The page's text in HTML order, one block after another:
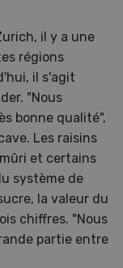
il y a une
régions
il s'agit
"Nous
bonne qualité",
Les raisins
et certains
système de
la valeur du
chiffres. "Nous
partie entre